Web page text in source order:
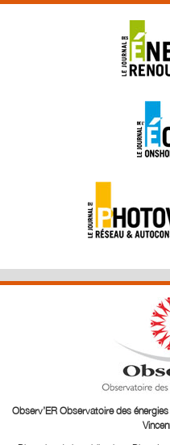
Observ’ER Observatoire des